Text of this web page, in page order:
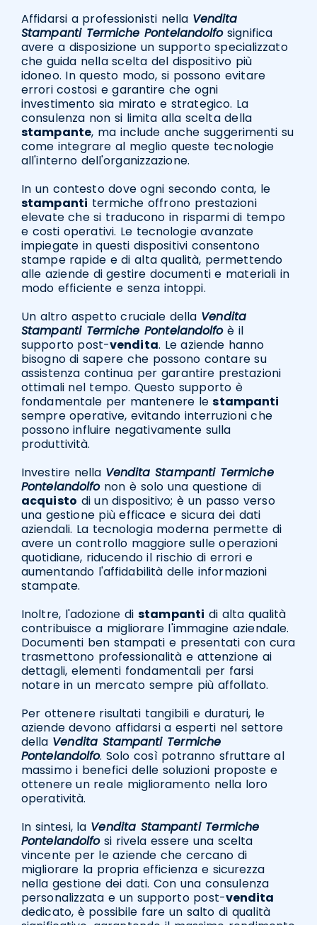
Affidarsi a professionisti nella Vendita
Stampanti Termiche Pontelandolfosignifica
avere a disposizione un supporto specializzato
che guida nella scelta del dispositivo più
idoneo. In questo modo, si possono evitare
errori costosi e garantire che ogni
investimento sia mirato e strategico. La
consulenza non si limita alla scelta della
stampante, ma include anche suggerimenti su
come integrare al meglio queste tecnologie
all'interno dell'organizzazione.
In un contesto dove ogni secondo conta, le
stampanti termiche offrono prestazioni
elevate che si traducono in risparmi di tempo
e costi operativi. Le tecnologie avanzate
impiegate in questi dispositivi consentono
stampe rapide e di alta qualità, permettendo
alle aziende di gestire documenti e materiali in
modo efficiente e senza intoppi.
Un altro aspetto cruciale della Vendita
Stampanti Termiche Pontelandolfoè il
supporto post-vendita. Le aziende hanno
bisogno di sapere che possono contare su
assistenza continua per garantire prestazioni
ottimali nel tempo. Questo supporto è
fondamentale per mantenere lestampanti
sempre operative, evitando interruzioni che
possono influire negativamente sulla
produttività.
Investire nella Vendita Stampanti Termiche
Pontelandolfonon è solo una questione di
acquisto di un dispositivo; è un passo verso
una gestione più efficace e sicura dei dati
aziendali. La tecnologia moderna permette di
avere un controllo maggiore sulle operazioni
quotidiane, riducendo il rischio di errori e
aumentando l'affidabilità delle informazioni
stampate.
Inoltre, l'adozione distampanti di alta qualità
contribuisce a migliorare l'immagine aziendale.
Documenti ben stampati e presentati con cura
trasmettono professionalità e attenzione ai
dettagli, elementi fondamentali per farsi
notare in un mercato sempre più affollato.
Per ottenere risultati tangibili e duraturi, le
aziende devono affidarsi a esperti nel settore
della Vendita Stampanti Termiche
Pontelandolfo. Solo così potranno sfruttare al
massimo i benefici delle soluzioni proposte e
ottenere un reale miglioramento nella loro
operatività.
In sintesi, la Vendita Stampanti Termiche
Pontelandolfosi rivela essere una scelta
vincente per le aziende che cercano di
migliorare la propria efficienza e sicurezza
nella gestione dei dati. Con una consulenza
personalizzata e un supporto post-vendita
dedicato, è possibile fare un salto di qualità